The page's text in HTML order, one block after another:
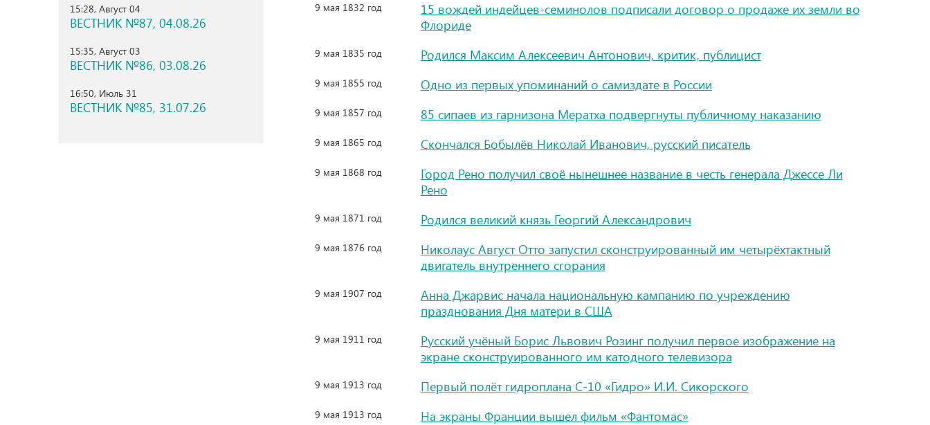
15:28, Август 04
ВЕСТНИК №87, 04.08.26
15:35, Август 03
ВЕСТНИК №86, 03.08.26
16:50, Июль 31
ВЕСТНИК №85, 31.07.26
9 мая 1832 год
15 вождей индейцев-семинолов подписали договор о продаже их земли во
Флориде
9 мая 1835 год Родился Максим Алексеевич Антонович, критик, публицист
9 мая 1855 год Одно из первых упоминаний о самиздате в России
9 мая 1857 год 85 сипаев из гарнизона Мератха подвергнуты публичному наказанию
9 мая 1865 год Скончался Бобылёв Николай Иванович, русский писатель
9 мая 1868 год
Город Рено получил своё нынешнее название в честь генерала Джессе Ли
Рено
9 мая 1871 год Родился великий князь Георгий Александрович
9 мая 1876 год
Николаус Август Отто запустил сконструированный им четырёхтактный
двигатель внутреннего сгорания
9 мая 1907 год
Анна Джарвис начала национальную кампанию по учреждению
празднования Дня матери в США
9 мая 1911 год
Русский учёный Борис Львович Розинг получил первое изображение на
экране сконструированного им катодного телевизора
9 мая 1913 год Первый полёт гидроплана С-10 «Гидро» И.И. Сикорского
9 мая 1913 год На экраны Франции вышел фильм «Фантомас»